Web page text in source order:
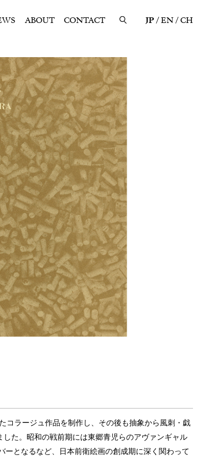
ABOUT CONTACT JP EN CH
コラージュ作品を制作し、その後も抽象から風刺・戯
た。昭和の戦前期には東郷青児らのアヴァンギャル
となるなど、日本前衛絵画の創成期に深く関わって